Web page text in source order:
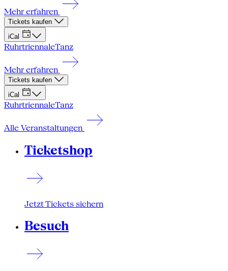
Mehr erfahren
Tickets kaufen
iCal
RuhrtriennaleTanz
Mehr erfahren
Tickets kaufen
iCal
RuhrtriennaleTanz
Alle Veranstaltungen
Ticketshop
Jetzt Tickets sichern
Besuch